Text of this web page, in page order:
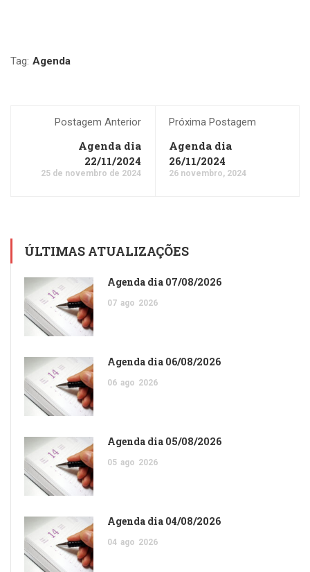
Tag: Agenda
Postagem Anterior
Agenda dia
22/11/2024
25 de novembro de 2024
Próxima Postagem
Agenda dia
26/11/2024
26 novembro, 2024
ÚLTIMAS ATUALIZAÇÕES
Agenda dia 07/08/2026
07 ago 2026
Agenda dia 06/08/2026
06 ago 2026
Agenda dia 05/08/2026
05 ago 2026
Agenda dia 04/08/2026
04 ago 2026